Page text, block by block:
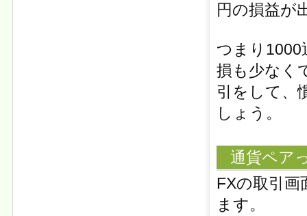
円の損益が
つまり1000
損も少なく
引をして、
しょう。
通貨ペア
FXの取引
ます。